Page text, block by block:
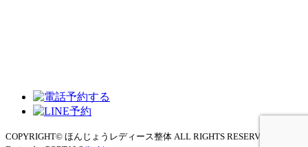
COPYRIGHT© ほんじょうレディース整体 ALL RIGHTS RESERVED.